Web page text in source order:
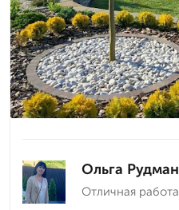
Ольга Рудман
Отличная работа